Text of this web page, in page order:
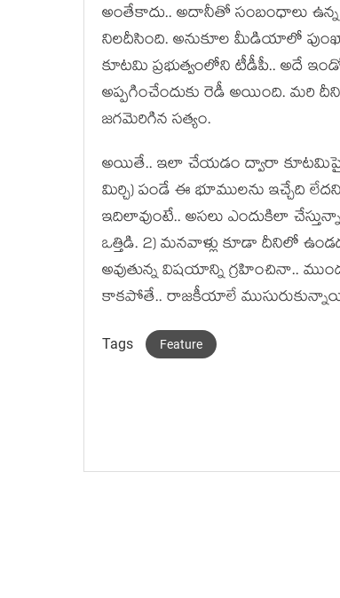
అంతేకాదు.. అదానీతో సంబంధాలు ఉన్న
నిల‌దీసింది. అనుకూల మీడియాలో
కూట‌మి ప్ర‌భుత్వంలోని టీడీపీ.. అదే
అప్ప‌గించేందుకు రెడీ అయింది. మ‌రి
జ‌గ‌మెరిగిన స‌త్యం.
అయితే.. ఇలా చేయ‌డం ద్వారా కూట‌మిపై
మిర్చి) పండే ఈ భూముల‌ను ఇచ్చేది
ఇదిలావుంటే.. అస‌లు ఎందుకిలా
ఒత్తిడి. 2) మ‌న‌వాళ్లు కూడా దీనిలో
అవుతున్న విష‌యాన్ని గ్ర‌హించినా..
కాక‌పోతే.. రాజ‌కీయాలే
Tags Feature